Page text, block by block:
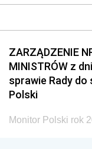
2017
2014
2011
2008
2005
ZARZĄDZENIE
MINISTRÓW z
sprawie Rady
Polski
Monitor Polski rok